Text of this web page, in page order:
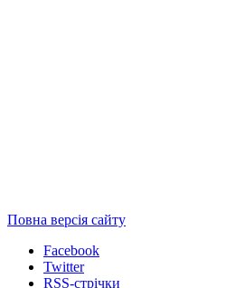
Повна версія сайту
Facebook
Twitter
RSS-стрічки